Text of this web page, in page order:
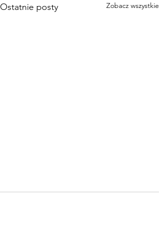
Ostatnie posty Zobacz wszystkie